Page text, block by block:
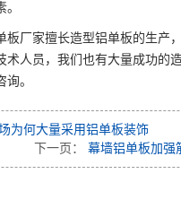
板厂家擅长造型铝单板的生产
术人员，我们也有大量成功的
。
为何大量采用铝单板装饰
下一页：
幕墙铝单板加强